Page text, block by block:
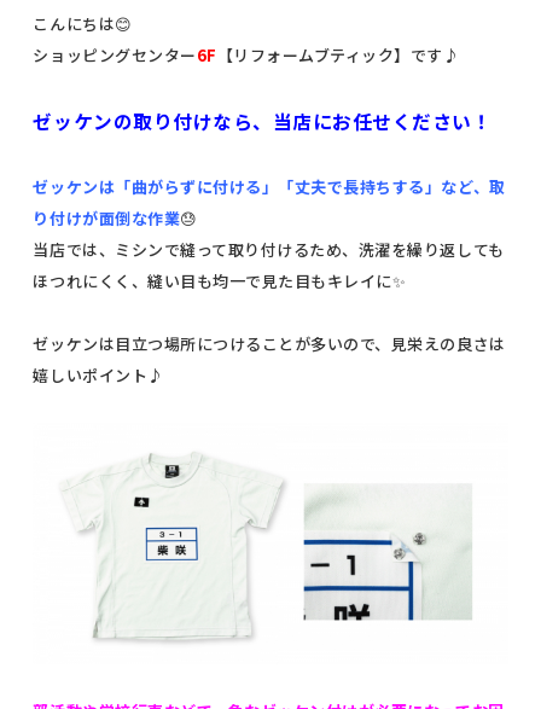
こんにちは😊
ショッピングセンター6F 【リフォームブティック】です♪
ゼッケンの取り付けなら、当店にお任せください！
ゼッケンは「曲がらずに付ける」「丈夫で長持ちする」など、取
り付けが面倒な作業😓
当店では、ミシンで縫って取り付けるため、洗濯を繰り返しても
ほつれにくく、縫い目も均一で見た目もキレイに✨
ゼッケンは目立つ場所につけることが多いので、見栄えの良さは
嬉しいポイント♪